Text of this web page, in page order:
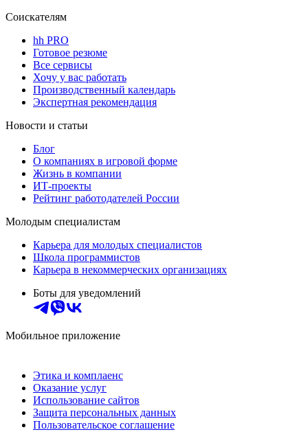
Соискателям
hh PRO
Готовое резюме
Все сервисы
Хочу у вас работать
Производственный календарь
Экспертная рекомендация
Новости и статьи
Блог
О компаниях в игровой форме
Жизнь в компании
ИТ-проекты
Рейтинг работодателей России
Молодым специалистам
Карьера для молодых специалистов
Школа программистов
Карьера в некоммерческих организациях
Боты для уведомлений
Мобильное приложение
Этика и комплаенс
Оказание услуг
Использование сайтов
Защита персональных данных
Пользовательское соглашение